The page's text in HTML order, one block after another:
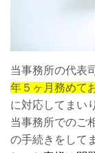
当事務所の代表
年５ヶ月務めて
に対応してまい
当事務所でのご
の手続きをして